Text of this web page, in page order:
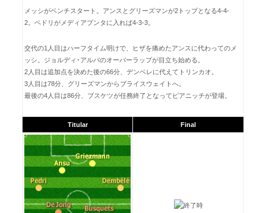
メッシがベンチスタート。アンスとグリーズマンが2トップとなる4-4-
2。ペドリがメディアプンタに入れば4-3-3。
交代の1人目はハーフタイム明けで、ヒザを痛めたアンスに代わってのメ
ッシ。ジョルディ･アルバのオーバーラップが目立ち始める。
2人目は追加点を決めた後の66分、デンベレに代えてトリンカオ。
3人目は78分、グリーズマンからブライスウェイトへ。
最後の4人目は86分、ブスケツが任務終了となってピアニッチが登場。
Titular Final